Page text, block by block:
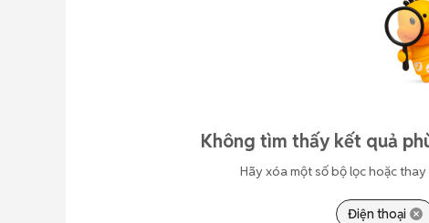
Không tìm thấy kết quả
Hãy xóa một số bộ lọc hoặc
Điện thoại